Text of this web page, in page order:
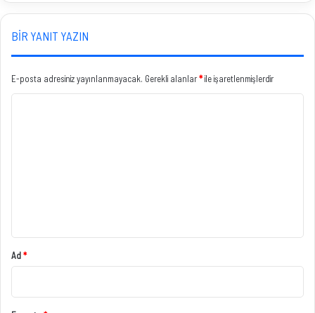
BIR YANIT YAZIN
E-posta adresiniz yayınlanmayacak. Gerekli alanlar*ile işaretlenmişlerdir
Ad*